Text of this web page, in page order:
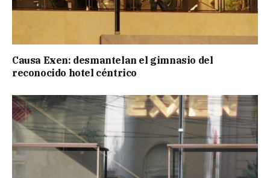
Causa Exen: desmantelan el gimnasio del
reconocido hotel céntrico